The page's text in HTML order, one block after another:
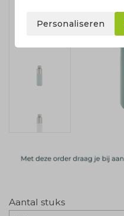
Aantal stuks
Personaliseren